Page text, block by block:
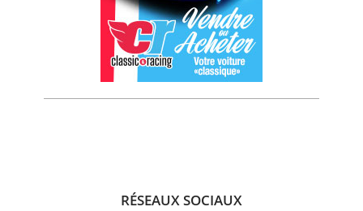
RÉSEAUX SOCIAUX